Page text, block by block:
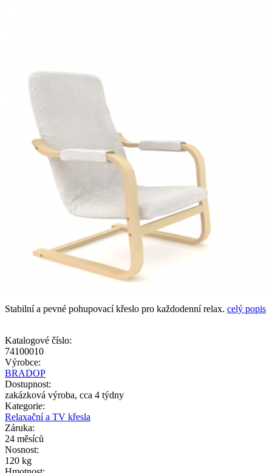
Stabilní a pevné pohupovací křeslo pro každodenní relax. celý popis
Katalogové číslo:
74100010
Výrobce:
BRADOP
Dostupnost:
zakázková výroba, cca 4 týdny
Kategorie:
Relaxační a TV křesla
Záruka:
24 měsíců
Nosnost:
120 kg